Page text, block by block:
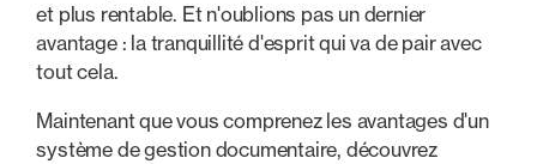
et plus rentable. Et n'oublions pas un dernier
avantage : la tranquillité d'esprit qui va de pair avec
tout cela.
Maintenant que vous comprenez les avantages d'un
système de gestion documentaire, découvrez